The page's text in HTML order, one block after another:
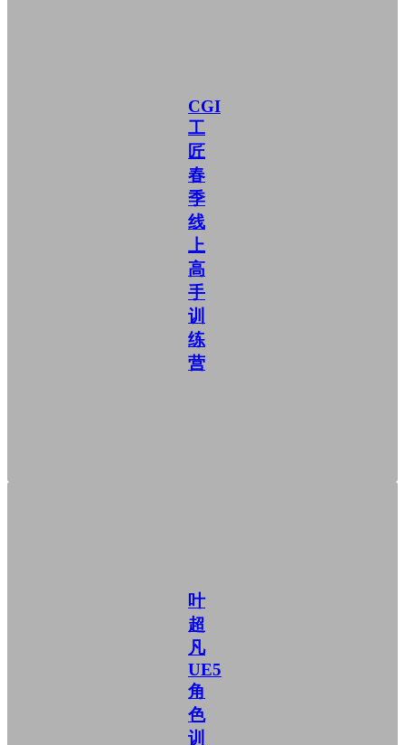
CGI
工
匠
春
季
线
上
高
手
训
练
营
叶
超
凡
UE5
角
色
训